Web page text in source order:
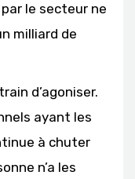
le secteur ne
milliard de
d’agoniser.
ayant les
à chuter
n’a les